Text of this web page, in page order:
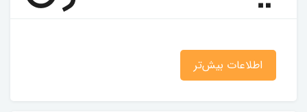
اطلاعات بیش‌تر